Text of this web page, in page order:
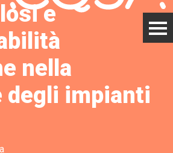
e
nella
degli impianti